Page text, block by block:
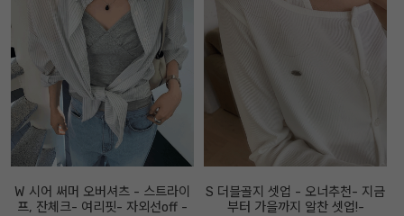
W 시어 써머 오버셔츠 - 스트라이
프, 잔체크- 여리핏- 자외선off -
S 더블골지 셋업 - 오너추천- 지금
부터 가을까지 알찬 셋업!-